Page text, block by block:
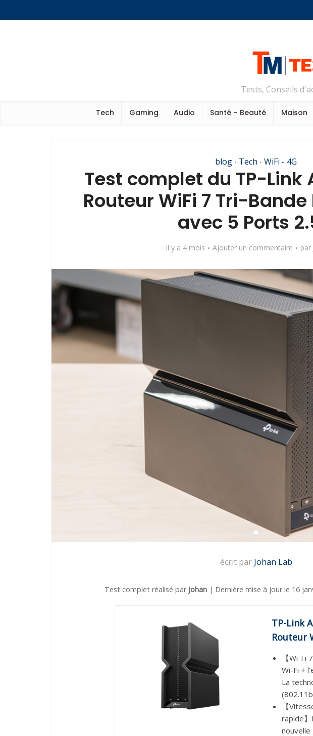
Tests, Conseils
Tech Gaming Audio Santé – Beauté Maison
blog • Tech • WiFi - 4G
Test complet du TP-Link
Routeur WiFi 7 Tri-Bande
avec 5 Ports
il y a 4 mois Ajouter un commentaire par
écrit par Johan Lab
Test complet réalisé par Johan | Dernière mise à jour le 16
TP-Link
Routeur
【Wi-Fi
Wi-Fi +
La
【
rapide
nouvelle